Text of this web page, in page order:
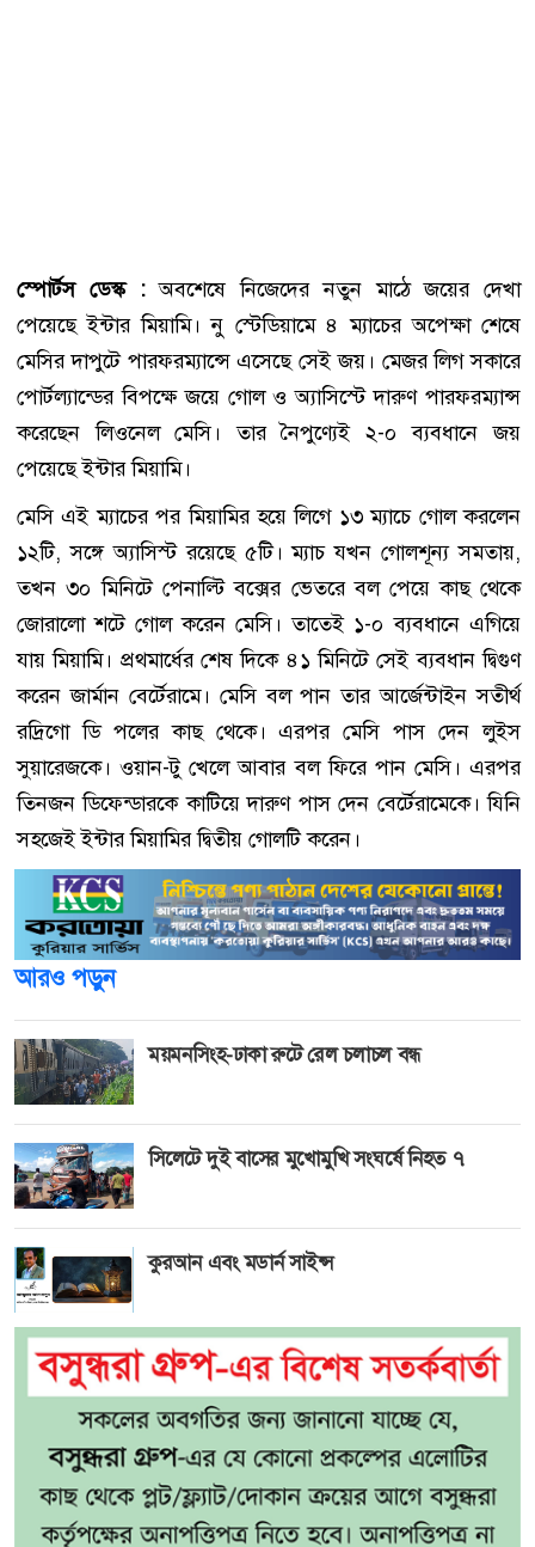
স্পোর্টস ডেস্ক :অবশেষে নিজেদের নতুন মাঠে জয়ের দেখা
পেয়েছে ইন্টার মিয়ামি। নু স্টেডিয়ামে ৪ ম্যাচের অপেক্ষা শেষে
মেসির দাপুটে পারফরম্যান্সে এসেছে সেই জয়। মেজর লিগ সকারে
পোর্টল্যান্ডের বিপক্ষে জয়ে গোল ও অ্যাসিস্টে দারুণ পারফরম্যান্স
করেছেন লিওনেল মেসি। তার নৈপুণ্যেই ২-০ ব্যবধানে জয়
পেয়েছে ইন্টার মিয়ামি।
মেসি এই ম্যাচের পর মিয়ামির হয়ে লিগে ১৩ ম্যাচে গোল করলেন
১২টি, সঙ্গে অ্যাসিস্ট রয়েছে ৫টি। ম্যাচ যখন গোলশূন্য সমতায়,
তখন ৩০ মিনিটে পেনাল্টি বক্সের ভেতরে বল পেয়ে কাছ থেকে
জোরালো শটে গোল করেন মেসি। তাতেই ১-০ ব্যবধানে এগিয়ে
যায় মিয়ামি। প্রথমার্ধের শেষ দিকে ৪১ মিনিটে সেই ব্যবধান দ্বিগুণ
করেন জার্মান বের্টেরামে। মেসি বল পান তার আর্জেন্টাইন সতীর্থ
রদ্রিগো ডি পলের কাছ থেকে। এরপর মেসি পাস দেন লুইস
সুয়ারেজকে। ওয়ান-টু খেলে আবার বল ফিরে পান মেসি। এরপর
তিনজন ডিফেন্ডারকে কাটিয়ে দারুণ পাস দেন বের্টেরামেকে। যিনি
সহজেই ইন্টার মিয়ামির দ্বিতীয় গোলটি করেন।
আরও পড়ুন
ময়মনসিংহ-ঢাকা রুটে রেল চলাচল বন্ধ
সিলেটে দুই বাসের মুখোমুখি সংঘর্ষে নিহত ৭
কুরআন এবং মডার্ন সাইন্স